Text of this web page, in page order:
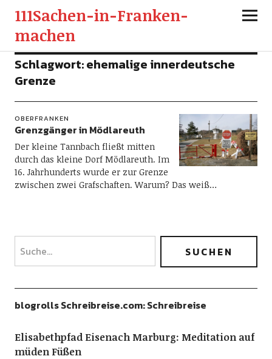
111Sachen-in-Franken-
machen
Schlagwort:ehemalige innerdeutsche
Grenze
OBERFRANKEN
Grenzgänger in Mödlareuth
Der kleine Tannbach fließt mitten
durch das kleine Dorf Mödlareuth. Im
16. Jahrhunderts wurde er zur Grenze
zwischen zwei Grafschaften. Warum? Das weiß…
blogrolls Schreibreise.com: Schreibreise
Elisabethpfad Eisenach Marburg: Meditation auf
müden Füßen